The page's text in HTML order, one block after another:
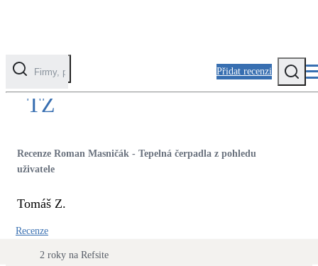
Přidat recenzi
Kategorie
Fotovoltaika
Solární ohřev vody
Zateplení
TZ
Kontaktovat uživatele
Recenze Roman Masničák - Tepelná čerpadla z pohledu
uživatele
Tomáš Z.
Recenze
2 roky na Refsite